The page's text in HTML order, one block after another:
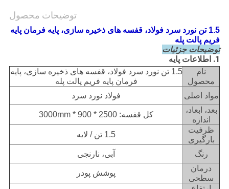
توضیحات محصول
1.5 تن نورد سرد فولاد، قفسه های ذخیره سازی، پایه فرمان پایه
فریم پالت پله
توضیحات جزئیات
1. اطلاعات پایه
نام
محصول
1.5 تن نورد سرد فولاد، قفسه های ذخیره سازی، پایه
فرمان پایه فریم پالت پله
مواد اصلی
فولاد نورد سرد
بعد، ابعاد،
اندازه
کل قفسه: 2500 * 900 * 3000mm
ظرفیت
بارگیری
1.5 تن / لایه
رنگ
آبی، نارنجی
درمان
سطحی
پوشش پودر